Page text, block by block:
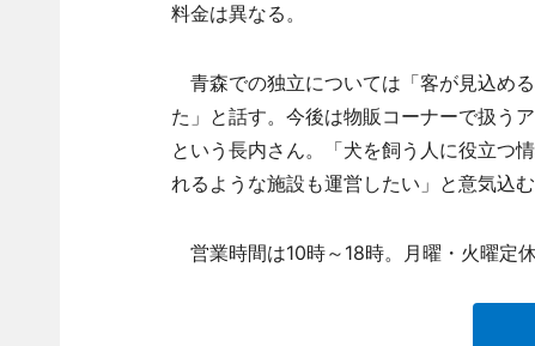
料金は異なる。
青森での独立については「客が見込め
た」と話す。今後は物販コーナーで扱う
という長内さん。「犬を飼う人に役立つ
れるような施設も運営したい」と意気込む
営業時間は10時～18時。月曜・火曜定休